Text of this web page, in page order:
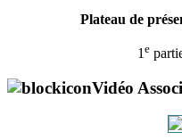
Plateau de
1 e
Vidéo